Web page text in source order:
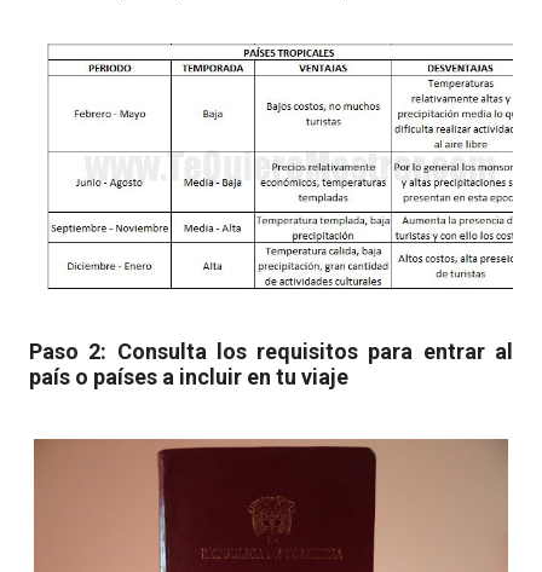
Paso 2: Consulta los requisitos para entrar al
país o países a incluir en tu viaje